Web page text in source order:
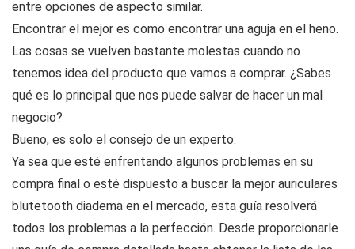
entre opciones de aspecto similar.
Encontrar el mejor es como encontrar una aguja en el heno.
Las cosas se vuelven bastante molestas cuando no
tenemos idea del producto que vamos a comprar. ¿Sabes
qué es lo principal que nos puede salvar de hacer un mal
negocio?
Bueno, es solo el consejo de un experto.
Ya sea que esté enfrentando algunos problemas en su
compra final o esté dispuesto a buscar la mejor auriculares
blutetooth diadema en el mercado, esta guía resolverá
todos los problemas a la perfección. Desde proporcionarle